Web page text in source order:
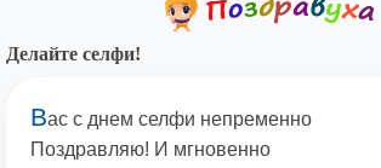
Делайте селфи!
Вас с днем селфи непременно
Поздравляю! И мгновенно